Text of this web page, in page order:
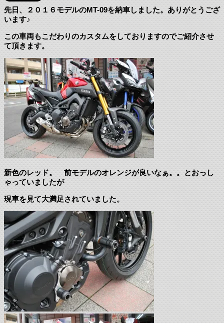
先日、２０１６モデルのMT-09を納車しました。ありがとうござ
います♪
この車両もこだわりのカスタムをしておりますのでご紹介させ
て頂きます。
新色のレッド。 前モデルのオレンジが良いなぁ。。とおっし
ゃっていましたが
現車を見て大満足されていました。